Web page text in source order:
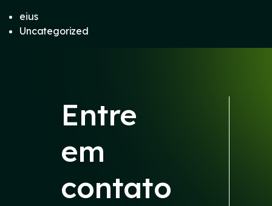
eius
Uncategorized
Entre
em
contato